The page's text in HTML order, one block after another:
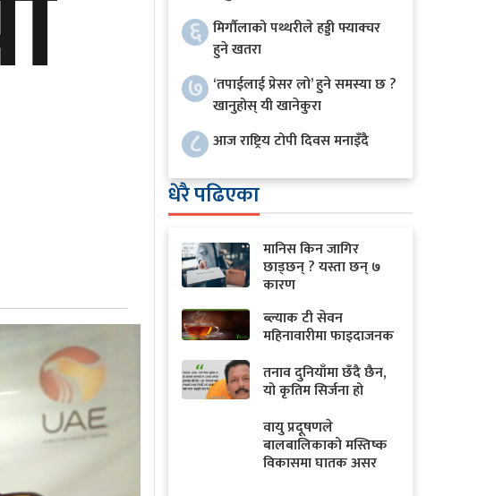
६ मिर्गौलाको पथ्थरीले हड्डी फ्याक्चर
हुने खतरा
७ ‘तपाईलाई प्रेसर लो’ हुने समस्या छ ?
खानुहोस् यी खानेकुरा
८ आज राष्ट्रिय टोपी दिवस मनाइँदै
धेरै पढिएका
मानिस किन जागिर
छाड्छन् ? यस्ता छन् ७
कारण
ब्ल्याक टी सेवन
महिनावारीमा फाइदाजनक
तनाव दुनियाँमा छँदै छैन,
यो कृतिम सिर्जना हो
वायु प्रदूषणले
बालबालिकाको मस्तिष्क
विकासमा घातक असर